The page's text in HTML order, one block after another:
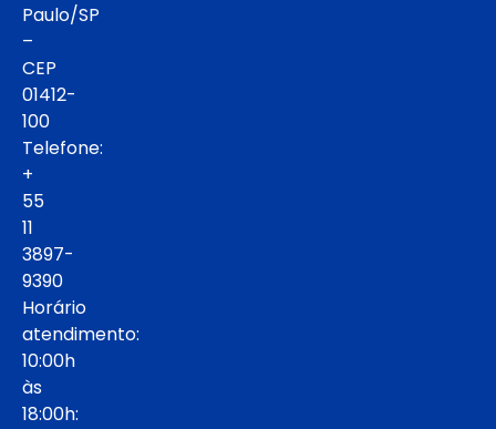
Paulo/SP
–
CEP
01412-
100
Telefone:
+
55
11
3897-
9390
Horário
atendimento:
10:00h
às
18:00h: